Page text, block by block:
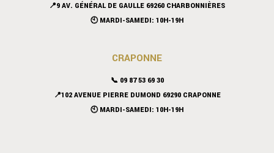
📍9 AV. GÉNÉRAL DE GAULLE 69260 CHARBONNIÈRES
🕙 MARDI-SAMEDI: 10H-19H
CRAPONNE
📞 09 87 53 69 30
📍102 AVENUE PIERRE DUMOND 69290 CRAPONNE
🕙 MARDI-SAMEDI: 10H-19H